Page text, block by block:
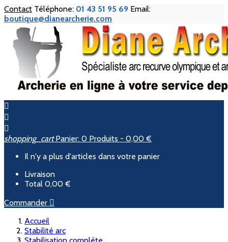
Contact Téléphone: 01 43 51 95 69 Email:
boutique@dianearcherie.com



shopping_cart Panier: 0 Produits - 0,00 €
Il n'y a plus d'articles dans votre panier
Livraison
Total 0,00 €
Commander 
Accueil
Stabilité arc